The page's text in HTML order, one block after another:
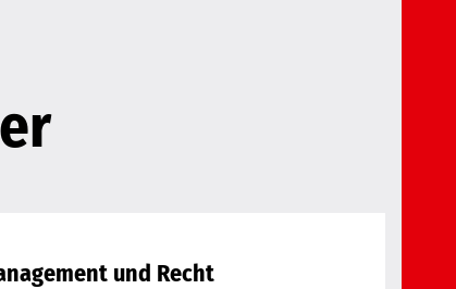
und Recht